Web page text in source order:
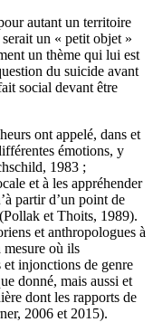
autant un territoire
un « petit objet »
un thème qui lui est
du suicide avant
social devant être
ont appelé, dans et
émotions, y
1983 ;
et à les appréhender
partir d’un point de
et Thoits, 1989).
et anthropologues à
mesure où ils
et injonctions de genre
donné, mais aussi et
dont les rapports de
2006 et 2015).